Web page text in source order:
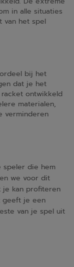
in alle situaties
van het spel
bij het
dat je het
ontwikkeld
materialen,
verminderen
speler die hem
we voor dit
je kan profiteren
geeft je een
van je spel uit